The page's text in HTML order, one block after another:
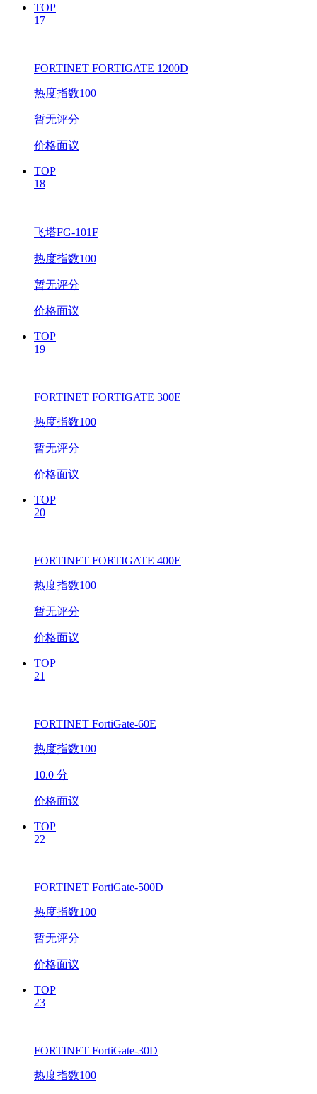
TOP
17
FORTINET FORTIGATE 1200D
热度指数100
暂无评分
价格面议
TOP
18
飞塔FG-101F
热度指数100
暂无评分
价格面议
TOP
19
FORTINET FORTIGATE 300E
热度指数100
暂无评分
价格面议
TOP
20
FORTINET FORTIGATE 400E
热度指数100
暂无评分
价格面议
TOP
21
FORTINET FortiGate-60E
热度指数100
10.0 分
价格面议
TOP
22
FORTINET FortiGate-500D
热度指数100
暂无评分
价格面议
TOP
23
FORTINET FortiGate-30D
热度指数100